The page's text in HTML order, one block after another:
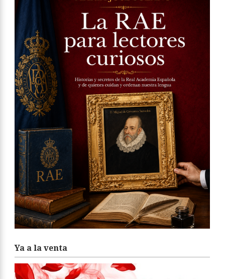
Ya a la venta